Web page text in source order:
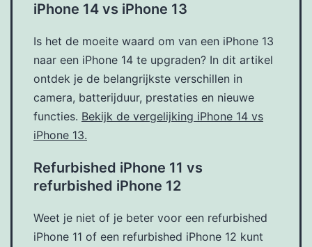
iPhone 14 vs iPhone 13
Is het de moeite waard om van een iPhone 13
naar een iPhone 14 te upgraden? In dit artikel
ontdek je de belangrijkste verschillen in
camera, batterijduur, prestaties en nieuwe
functies. Bekijk de vergelijking iPhone 14 vs
iPhone 13.
Refurbished iPhone 11 vs
refurbished iPhone 12
Weet je niet of je beter voor een refurbished
iPhone 11 of een refurbished iPhone 12 kunt